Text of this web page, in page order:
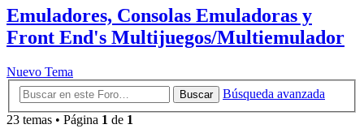
Emuladores, Consolas Emuladoras y
Front End's Multijuegos/Multiemulador
Nuevo Tema
Buscar
Búsqueda avanzada
23 temas • Página 1 de 1